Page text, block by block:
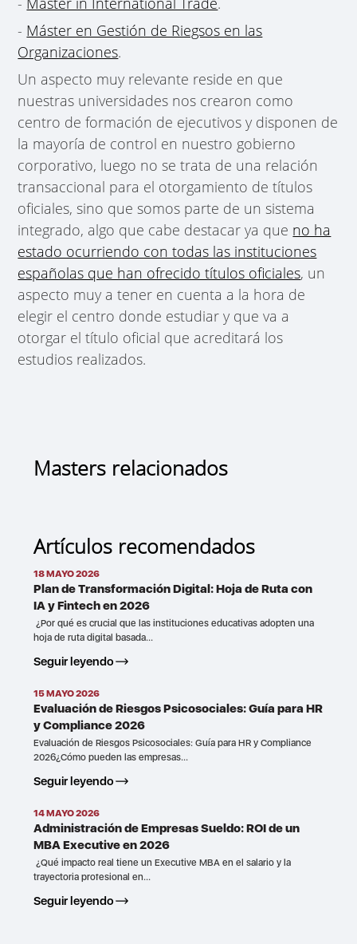
- Máster en Gestión de Riegsos en las
Organizaciones.
Un aspecto muy relevante reside en que
nuestras universidades nos crearon como
centro de formación de ejecutivos y disponen de
la mayoría de control en nuestro gobierno
corporativo, luego no se trata de una relación
transaccional para el otorgamiento de títulos
oficiales, sino que somos parte de un sistema
integrado, algo que cabe destacar ya que no ha
estado ocurriendo con todas las instituciones
españolas que han ofrecido títulos oficiales, un
aspecto muy a tener en cuenta a la hora de
elegir el centro donde estudiar y que va a
otorgar el título oficial que acreditará los
estudios realizados.
Masters relacionados
Artículos recomendados
18 MAYO 2026
Plan de Transformación Digital: Hoja de Ruta con
IA y Fintech en 2026
¿Por qué es crucial que las instituciones educativas adopten una
hoja de ruta digital basada...
Seguir leyendo
15 MAYO 2026
Evaluación de Riesgos Psicosociales: Guía para HR
y Compliance 2026
Evaluación de Riesgos Psicosociales: Guía para HR y Compliance
2026¿Cómo pueden las empresas...
Seguir leyendo
14 MAYO 2026
Administración de Empresas Sueldo: ROI de un
MBA Executive en 2026
¿Qué impacto real tiene un Executive MBA en el salario y la
trayectoria profesional en...
Seguir leyendo